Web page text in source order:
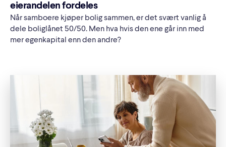
eierandelen fordeles
Når samboere kjøper bolig sammen, er det svært vanlig å
dele boliglånet 50/50. Men hva hvis den ene går inn med
mer egenkapital enn den andre?